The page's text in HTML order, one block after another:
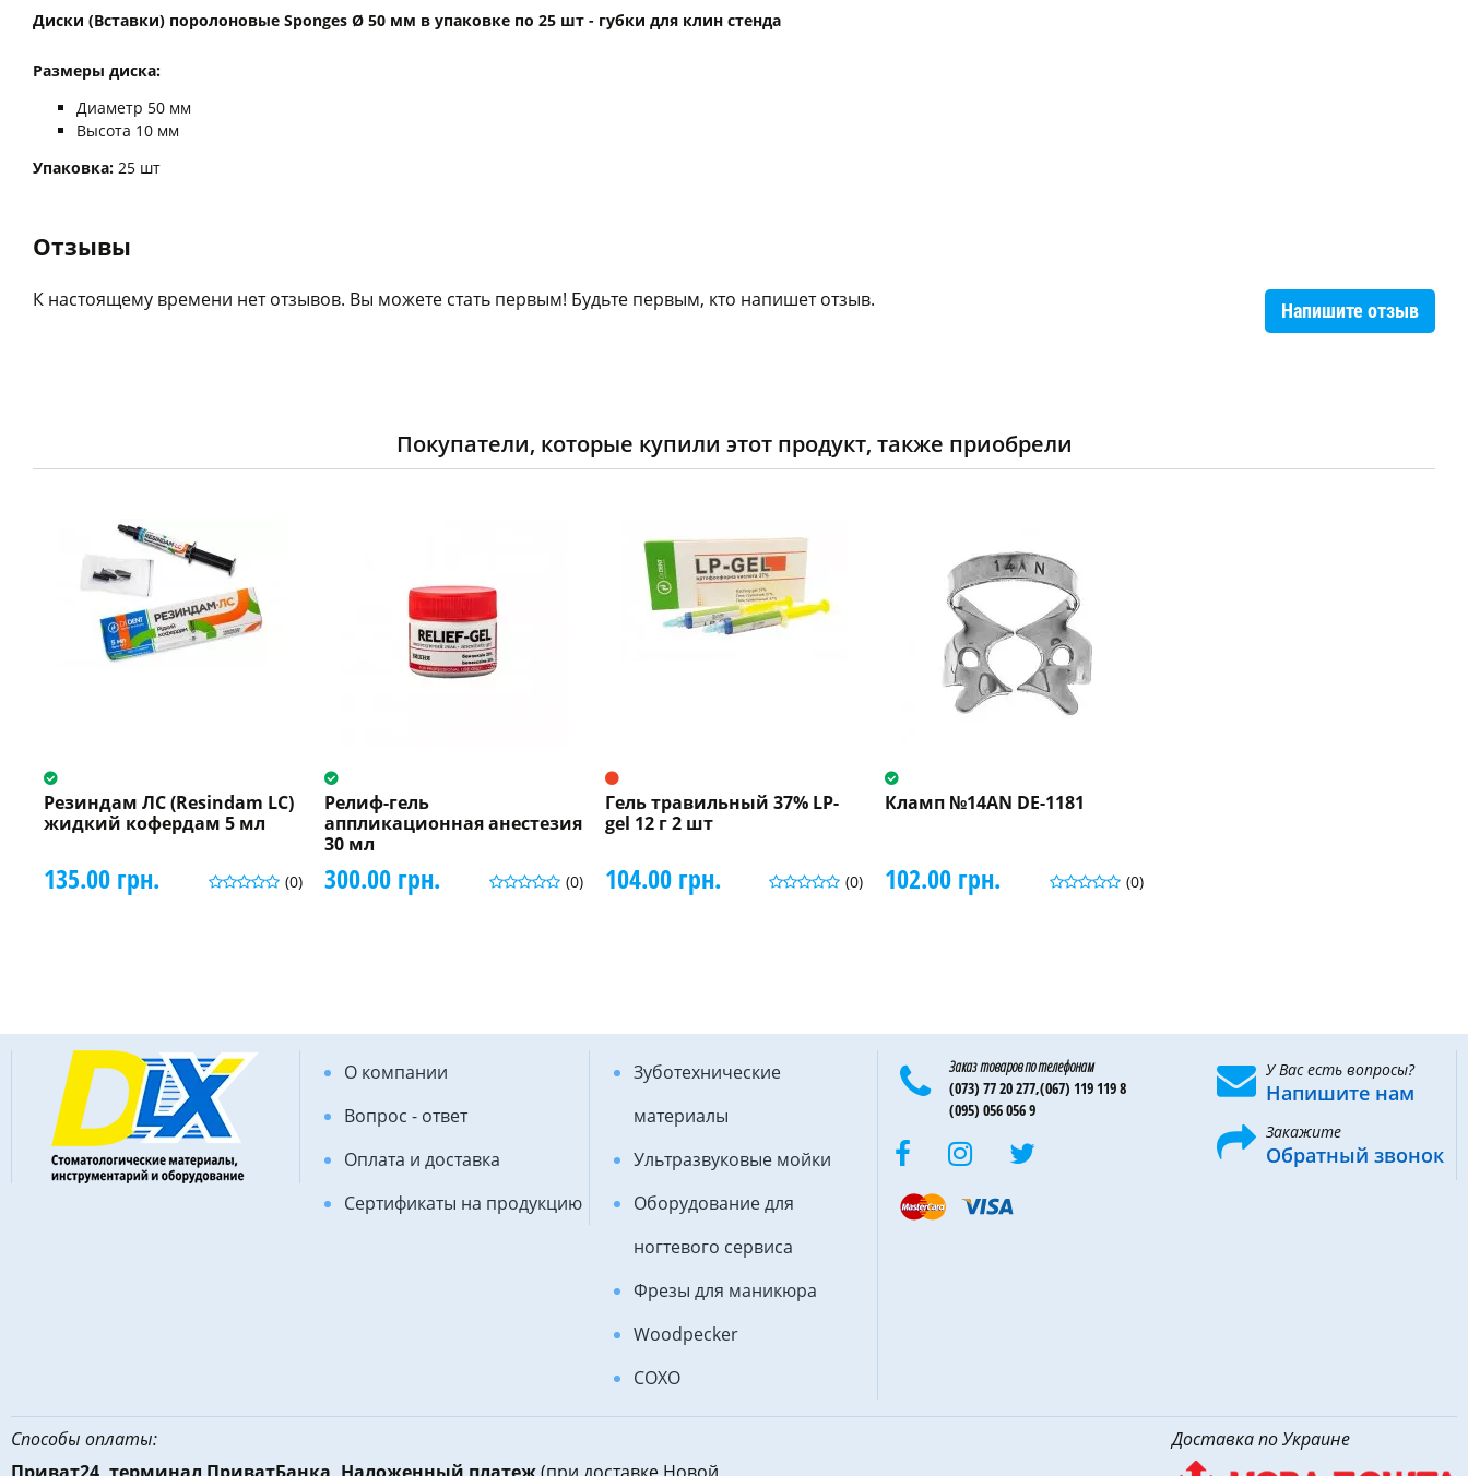
Диски (Вставки) поролоновые Sponges Ø 50 мм в упаковке по 25 шт - губки для клин стенда
Размеры диска:
Диаметр 50 мм
Высота 10 мм
Упаковка: 25 шт
Отзывы
Напишите отзыв
К настоящему времени нет отзывов. Вы можете стать первым! Будьте первым, кто напишет отзыв.
Покупатели, которые купили этот продукт, также приобрели
Резиндам ЛС (Resindam LC)
жидкий кофердам 5 мл
(0)
135.00 грн.
Релиф-гель
аппликационная анестезия
30 мл
(0)
300.00 грн.
Гель травильный 37% LP-
gel 12 г 2 шт
(0)
104.00 грн.
Кламп №14AN DE-1181
(0)
102.00 грн.
О компании
Вопрос - ответ
Оплата и доставка
Сертификаты на продукцию
Зуботехнические
материалы
Ультразвуковые мойки
Оборудование для
ногтевого сервиса
Фрезы для маникюра
Woodpecker
COXO
Заказ товаров по телефонам
(073) 77 20 277,(067) 119 119 8
(095) 056 056 9
У Вас есть вопросы?
Напишите нам
Закажите
Обратный звонок
Способы оплаты:
Доставка по Украине